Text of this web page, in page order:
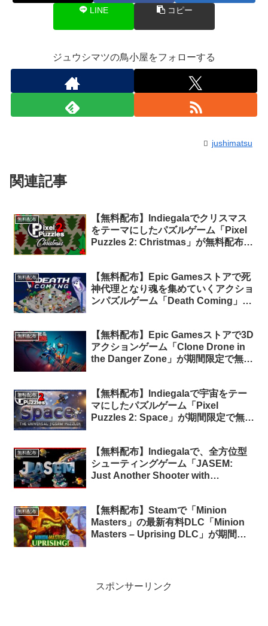
LINE コピー
ジュウシマツの鳥小屋をフォローする
jushimatsu
関連記事
無料配布
【無料配布】Indiegalaでクリスマス
をテーマにしたパズルゲーム「Pixel
Puzzles 2: Christmas」が無料配布中
無料配布
【無料配布】Epic Gamesストアで死
神代理となり魂を集めていくアクショ
ンパズルゲーム「Death Coming」が
無料配布
【無料配布】Epic Gamesストアで3D
アクションゲーム「Clone Drone in
the Danger Zone」が期間限定で無料
無料配布
【無料配布】Indiegalaで宇宙をテー
マにしたパズルゲーム「Pixel
Puzzles 2: Space」が期間限定で無料
無料配布
【無料配布】Indiegalaで、全方位型
シューティングゲーム「JASEM:
Just Another Shooter with
無料配布
【無料配布】Steamで「Minion
Masters」の最新有料DLC「Minion
Masters – Uprising DLC」が期間限
スポンサーリンク